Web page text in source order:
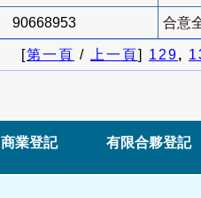
90668953 合意
[第一頁 / 上一頁] 129,
商業登記 有限合夥登記